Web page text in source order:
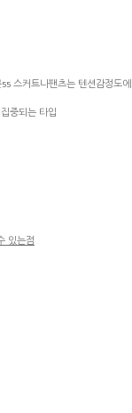
스커트나팬츠는 텐션감정도에
중되는 타입
있는점